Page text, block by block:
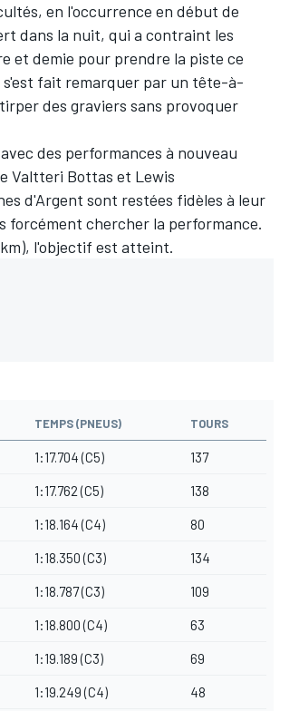
en l'occurrence en début de
dans la nuit, qui a contraint les
et demie pour prendre la piste ce
s'est fait remarquer par un tête-à-
des graviers sans provoquer
des performances à nouveau
Valtteri Bottas et Lewis
d'Argent sont restées fidèles à leur
forcément chercher la performance.
l'objectif est atteint.
TEMPS (PNEUS) TOURS
1:17.704 (C5) 137
1:17.762 (C5) 138
1:18.164 (C4) 80
1:18.350 (C3) 134
1:18.787 (C3) 109
1:18.800 (C4) 63
1:19.189 (C3) 69
1:19.249 (C4) 48